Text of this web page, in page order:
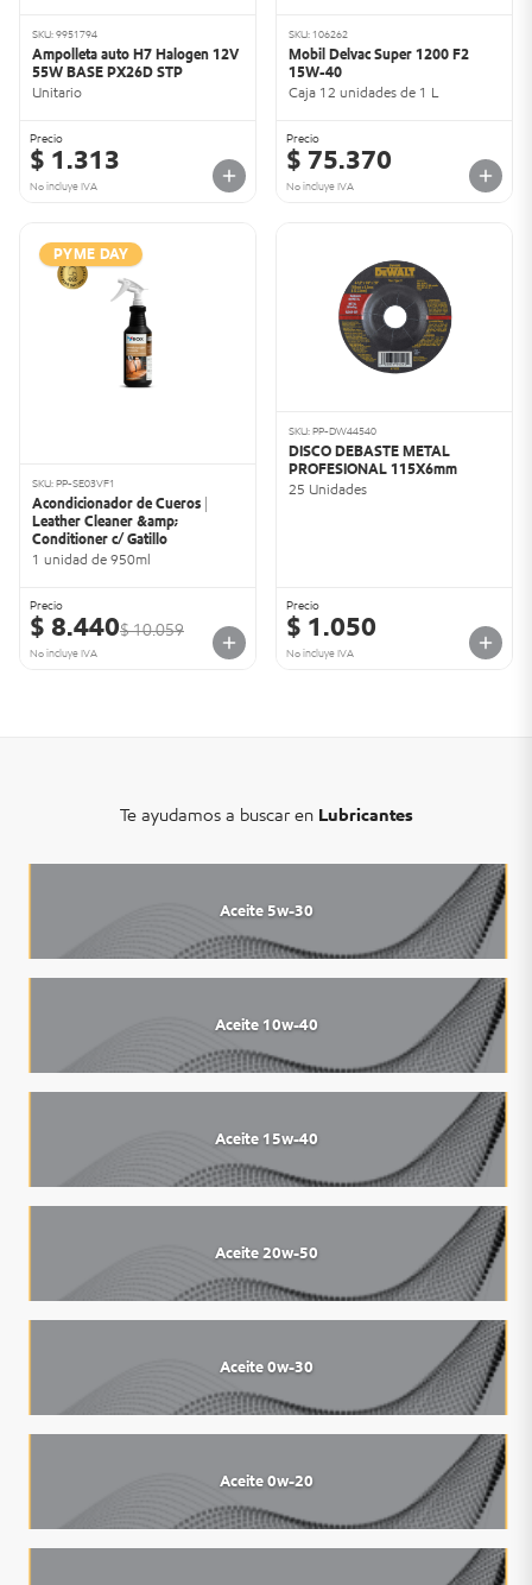
SKU: 9951794
Ampolleta auto H7 Halogen 12V
55W BASE PX26D STP
Unitario
Precio
$ 1.313
No incluye IVA
SKU: 106262
Mobil Delvac Super 1200 F2
15W-40
Caja 12 unidades de 1 L
Precio
$ 75.370
No incluye IVA
PYME DAY
SKU: PP-SE03VF1
Acondicionador de Cueros |
Leather Cleaner &amp;
Conditioner c/ Gatillo
1 unidad de 950ml
Precio
$ 8.440$ 10.059
No incluye IVA
SKU: PP-DW44540
DISCO DEBASTE METAL
PROFESIONAL 115X6mm
25 Unidades
Precio
$ 1.050
No incluye IVA
Te ayudamos a buscar en Lubricantes
Aceite 5w-30
Aceite 10w-40
Aceite 15w-40
Aceite 20w-50
Aceite 0w-30
Aceite 0w-20